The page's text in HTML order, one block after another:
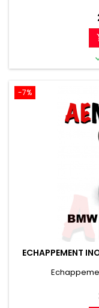
-7%
ECHAPPEMENT